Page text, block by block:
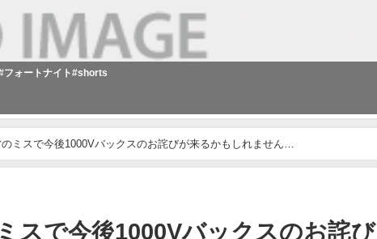
フォートナイト#shorts
ミスで今後1000Vバックスのお詫びが来るかもしれません…
スで今後1000Vバックスのお詫び